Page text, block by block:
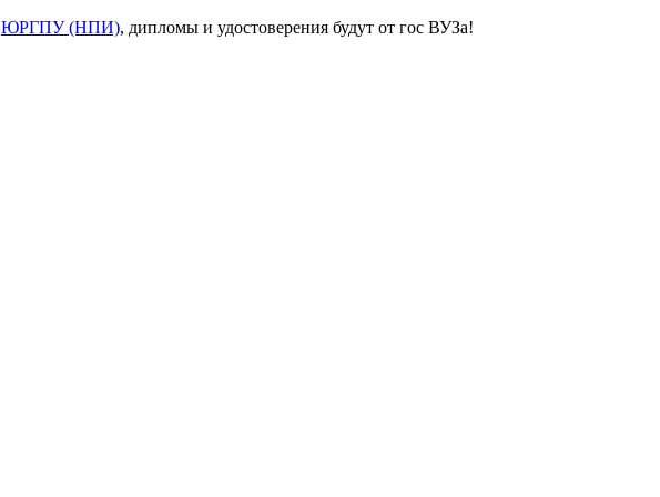
ЮРГПУ (НПИ), дипломы и удостоверения будут от гос ВУЗа!